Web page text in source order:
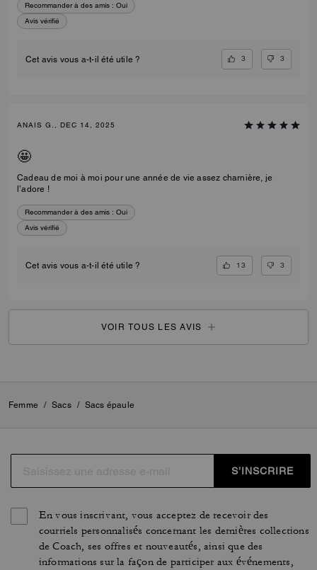
Recommander à des amis : Oui
Avis vérifié
Cet avis vous a-t-il été utile ? 3 3
ANAIS G., DEC 14, 2025
🤩
Cadeau de moi à moi pour une année de vie assez charnière, je
l’adore !
Recommander à des amis : Oui
Avis vérifié
Cet avis vous a-t-il été utile ? 13 3
VOIR TOUS LES AVIS
Femme / Sacs / Sacs épaule
S’INSCRIRE
En vous inscrivant, vous acceptez de recevoir des
courriels personnalisés concernant les dernières collections
de Coach, ses offres et nouveautés, ainsi que des
informations sur la façon de participer aux événements,